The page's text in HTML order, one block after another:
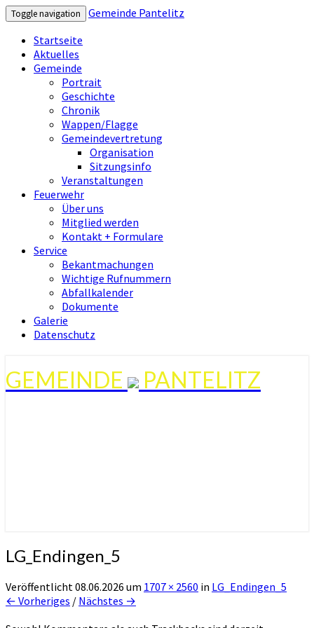
Toggle navigation
Gemeinde Pantelitz
Startseite
Aktuelles
Gemeinde
Portrait
Geschichte
Chronik
Wappen/Flagge
Gemeindevertretung
Organisation
Sitzungsinfo
Veranstaltungen
Feuerwehr
Über uns
Mitglied werden
Kontakt + Formulare
Service
Bekantmachungen
Wichtige Rufnummern
Abfallkalender
Dokumente
Galerie
Datenschutz
GEMEINDE PANTELITZ
LG_Endingen_5
Veröffentlicht08.06.2026 um 1707 × 2560 in LG_Endingen_5
← Vorheriges / Nächstes →